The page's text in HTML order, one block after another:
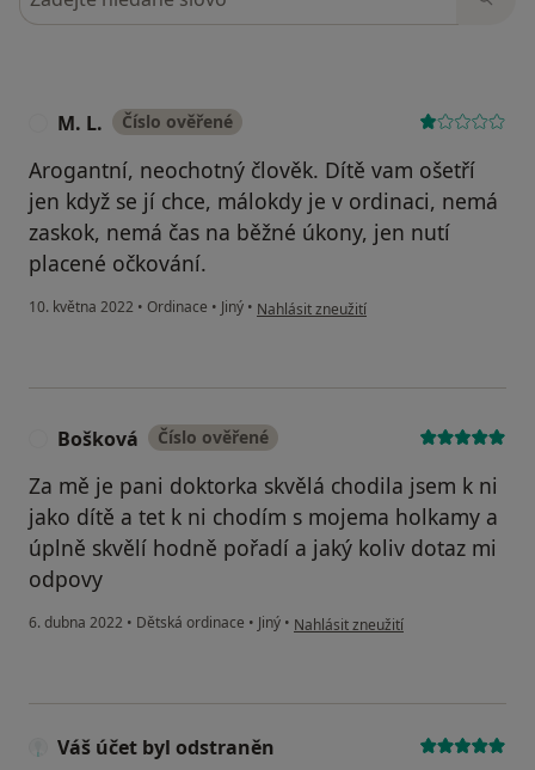
M. L. Číslo ověřené
Arogantní, neochotný člověk. Dítě vam ošetří
jen když se jí chce, málokdy je v ordinaci, nemá
zaskok, nemá čas na běžné úkony, jen nutí
placené očkování.
10. května 2022 • Ordinace • Jiný • podle názoru uživatele M. L.
Nahlásit zneužití
Bošková Číslo ověřené
Za mě je pani doktorka skvělá chodila jsem k ni
jako dítě a tet k ni chodím s mojema holkamy a
úplně skvělí hodně pořadí a jaký koliv dotaz mi
odpovy
6. dubna 2022 • Dětská ordinace • Jiný • podle názoru uživatele Bošková
Nahlásit zneužití
Váš účet byl odstraněn